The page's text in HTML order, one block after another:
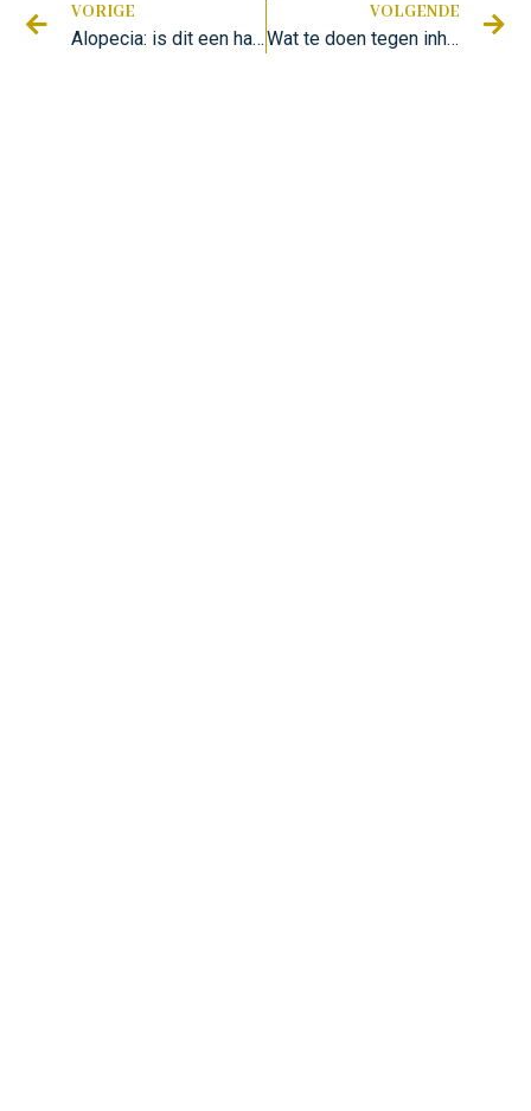
VORIGE
Alopecia: is dit een haarziekte of niet?
VOLGENDE
Wat te doen tegen inhammen?